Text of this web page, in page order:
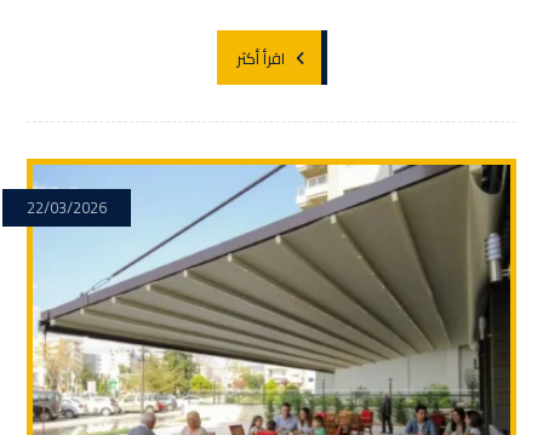
اقرأ أكثر
22/03/2026